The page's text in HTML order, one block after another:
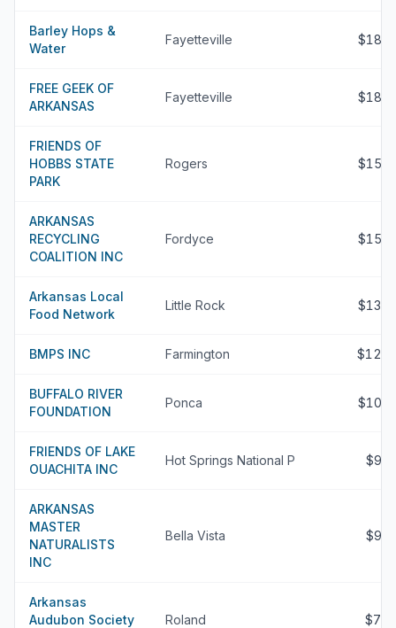
Barley Hops &
Water
Fayetteville $189k
FREE GEEK OF
ARKANSAS
Fayetteville $180k
FRIENDS OF
HOBBS STATE
PARK
Rogers $158k
ARKANSAS
RECYCLING
COALITION INC
Fordyce $150k
Arkansas Local
Food Network
Little Rock $132k
BMPS INC Farmington $127k
BUFFALO RIVER
FOUNDATION
Ponca $107k
FRIENDS OF LAKE
OUACHITA INC
Hot Springs National P $96k
ARKANSAS
MASTER
NATURALISTS
INC
Bella Vista $94k
Arkansas
Audubon Society
Roland $72k